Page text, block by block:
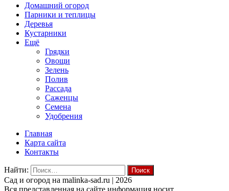
Домашний огород
Парники и теплицы
Деревья
Кустарники
Ещё
Грядки
Овощи
Зелень
Полив
Рассада
Саженцы
Семена
Удобрения
Главная
Карта сайта
Контакты
Найти:
Cад и огород на malinka-sad.ru | 2026
Вся представленная на сайте информация носит